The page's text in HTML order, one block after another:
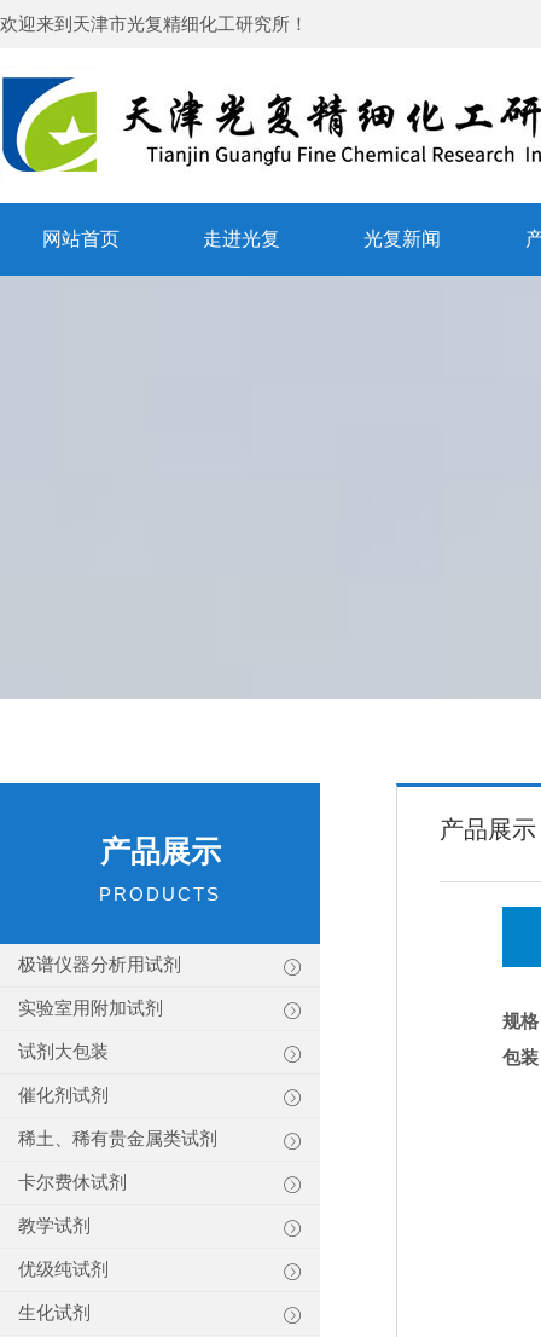
欢迎来到 天津市光复精细化工研究所 ！
网站首页 走进光复 光复新闻
产品展示
PRODUCTS
极谱仪器分析用试剂
实验室用附加试剂
试剂大包装
催化剂试剂
稀土、稀有贵金属类试剂
卡尔费休试剂
教学试剂
优级纯试剂
生化试剂
产品展示
规
包